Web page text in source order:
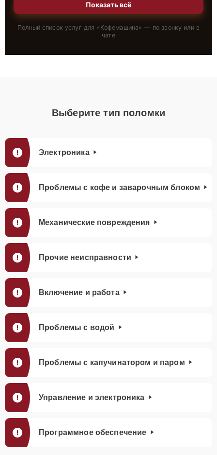
Показать всё
Полный список услуг для «Кофемашина» — по звонку или в
чате
Выберите тип поломки
Электроника
Проблемы с кофе и заварочным блоком
Механические повреждения
Прочие неисправности
Включение и работа
Проблемы с водой
Проблемы с капучинатором и паром
Управление и электроника
Программное обеспечение